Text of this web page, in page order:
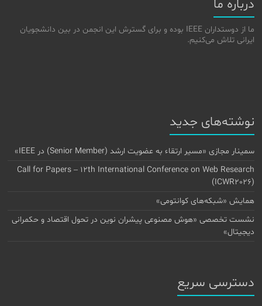
درباره ما
ما از دوستداران IEEE بوده و برای گسترش این انجمن در بین دانشجویان
ایرانی تلاش می‌کنیم.
نوشته‌های جدید
سمینار مجازی «مسیر ارتقاء به عضویت ارشد (Senior Member) در IEEE»
Call for Papers – 12th International Conference on Web Research
(ICWR2026)
همایش «شبکه‌های کوانتومی»
نشست تخصصی «هوش مصنوعی پیشران نوین در تحول اقتصاد و حکمرانی
دیجیتال»
دسترسی سریع